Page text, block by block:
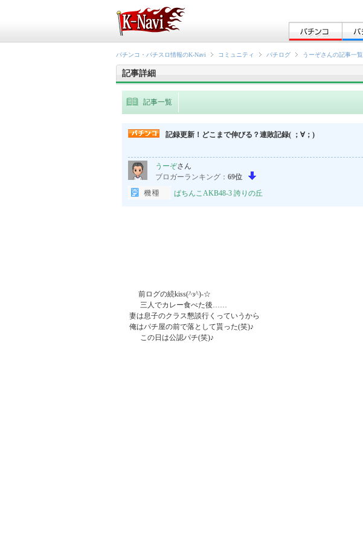
パチンコ・パチスロ情報のK-Navi コミュニティ パチログ うーぞさんの記事一覧
記事詳細
記事一覧
記録更新！どこまで伸びる？連敗記録( ；∀；)
うーぞさん
ブロガーランキング： 69位
ぱちんこAKB48-3 誇りの丘